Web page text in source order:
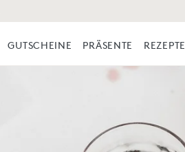
GUTSCHEINE PRÄSENTE REZEPTE